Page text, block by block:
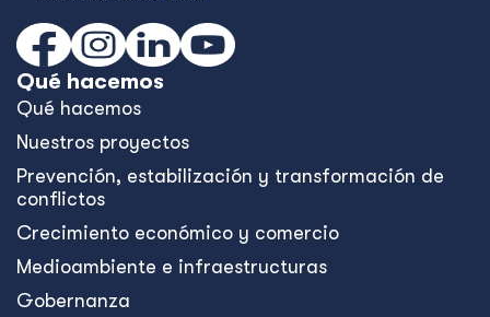
Qué hacemos
Qué hacemos
Nuestros proyectos
Prevención, estabilización y transformación de
conflictos
Crecimiento económico y comercio
Medioambiente e infraestructuras
Gobernanza